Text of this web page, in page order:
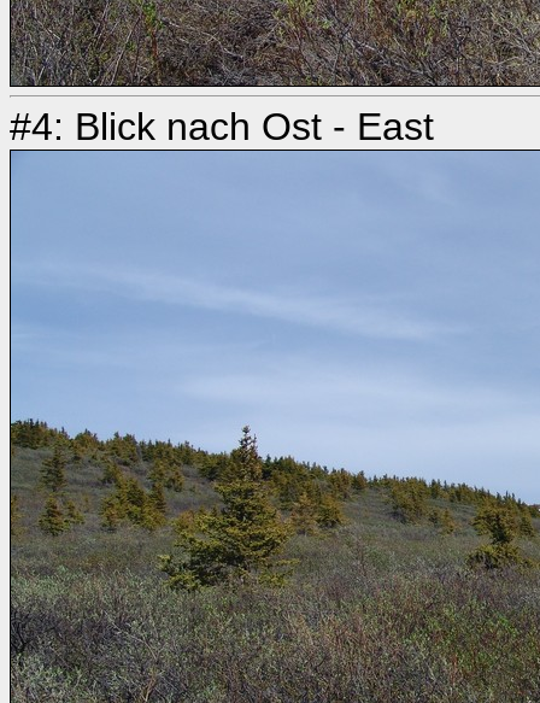
#4: Blick nach Ost - East